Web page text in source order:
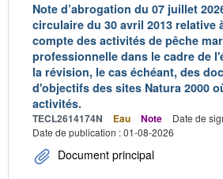
Note d’abrogation du 07 juillet
circulaire du 30 avril 2013 relative
compte des activités de pêche
professionnelle dans le cadre de
la révision, le cas échéant, des
d'objectifs des sites Natura 2000
activités.
TECL2614174N Eau Note
Date de
Date de publication : 01-08-2026
Document principal